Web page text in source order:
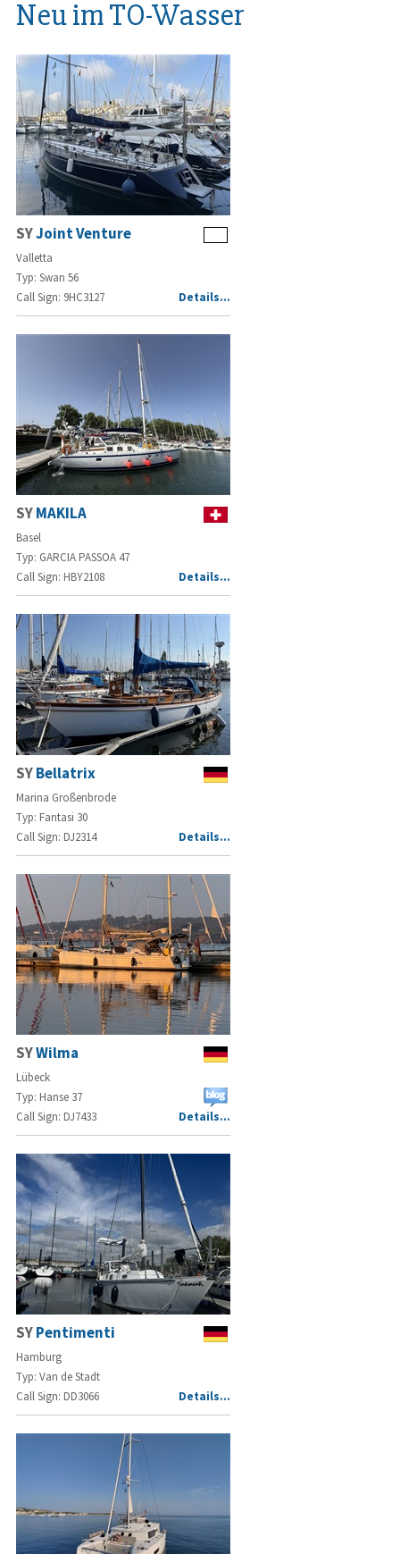
Neu im TO-Wasser
SYJoint Venture
Valletta
Typ: Swan 56
Call Sign: 9HC3127
Details…
SYMAKILA
Basel
Typ: GARCIA PASSOA 47
Call Sign: HBY2108
Details…
SYBellatrix
Marina Großenbrode
Typ: Fantasi 30
Call Sign: DJ2314
Details…
SYWilma
Lübeck
Typ: Hanse 37
Call Sign: DJ7433
Details…
SYPentimenti
Hamburg
Typ: Van de Stadt
Call Sign: DD3066
Details…